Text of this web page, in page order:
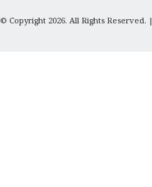
© Copyright 2026. All Rights Reserved. |